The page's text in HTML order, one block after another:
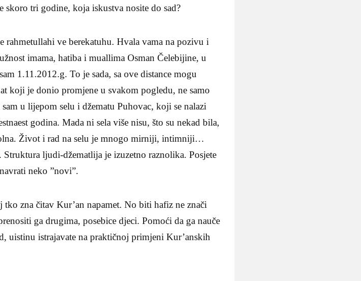
tri godine, koja iskustva nosite do sad?
ve berekatuhu. Hvala vama na pozivu i
imama, hatiba i muallima Osman Čelebijine, u
1.11.2012.g. To je sada, sa ove distance mogu
koji je donio promjene u svakom pogledu, ne samo
u lijepom selu i džematu Puhovac, koji se nalazi
godina. Mada ni sela više nisu, što su nekad bila,
Život i rad na selu je mnogo mirniji, intimniji…
ljudi-džematlija je izuzetno raznolika. Posjete
neko ”novi”.
zna čitav Kur’an napamet. No biti hafiz ne znači
ga drugima, posebice djeci. Pomoći da ga nauče
uistinu istrajavate na praktičnoj primjeni Kur’anskih